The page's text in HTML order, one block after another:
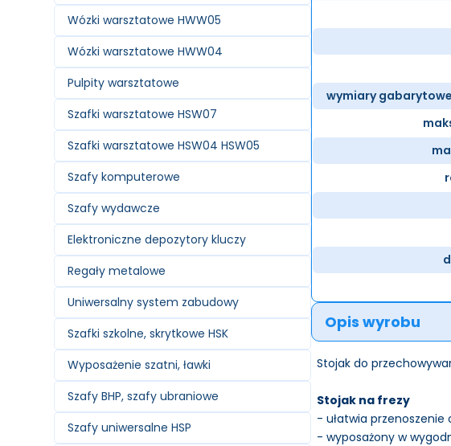
Wózki warsztatowe HWW05
Wózki warsztatowe HWW04
Pulpity warsztatowe
Szafki warsztatowe HSW07
Szafki warsztatowe HSW04 HSW05
Szafy komputerowe
Szafy wydawcze
Elektroniczne depozytory kluczy
Regały metalowe
Uniwersalny system zabudowy
Szafki szkolne, skrytkowe HSK
Wyposażenie szatni, ławki
Szafy BHP, szafy ubraniowe
Szafy uniwersalne HSP
wymiary gabarytowe
Opis wyrobu
Stojak do
Stojak na frezy
- ułatwia
- wyposażony w